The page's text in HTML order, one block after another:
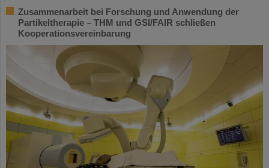
Zusammenarbeit bei Forschung und Anwendung der
Partikeltherapie – THM und GSI/FAIR schließen
Kooperationsvereinbarung